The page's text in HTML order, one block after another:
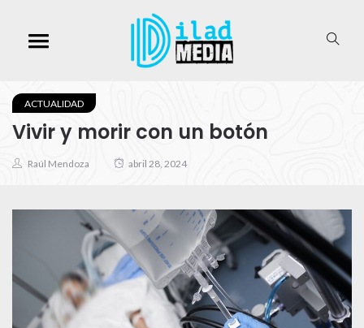
ACTUALIDAD
Vivir y morir con un botón
Raúl Mendoza abril 28, 2024